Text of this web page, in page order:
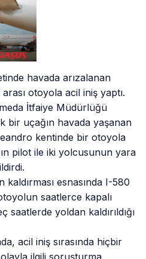
havada arızalanan
otoyola acil iniş yaptı.
İtfaiye Müdürlüğü
bir uçağın havada yaşanan
kentinde bir otoyola
pilot ile iki yolcusunun yara
esnasında I-580
saatlerce kapalı
saatlerde yoldan kaldırıldığı
acil iniş sırasında hiçbir
ilgili soruşturma